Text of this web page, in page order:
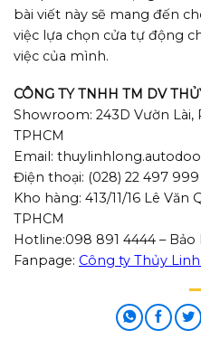
bài viết này sẽ mang đến
việc lựa chọn cửa tự động
việc của mình.
CÔNG TY TNHH TM DV
Showroom: 243D Vườn Lài,
TPHCM
Email:
Điện thoại: (028) 22 497 999
Kho hàng: 413/11/16 Lê
TPHCM
Hotline:098 891 4444 – Bảo
Fanpage: Công ty Thủy